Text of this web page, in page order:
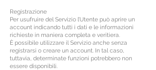
Registrazione
Per usufruire del Servizio l’Utente può aprire un
account indicando tutti i dati e le informazioni
richieste in maniera completa e veritiera.
È possibile utilizzare il Servizio anche senza
registrarsi o creare un account. In tal caso,
tuttavia, determinate funzioni potrebbero non
essere disponibili.